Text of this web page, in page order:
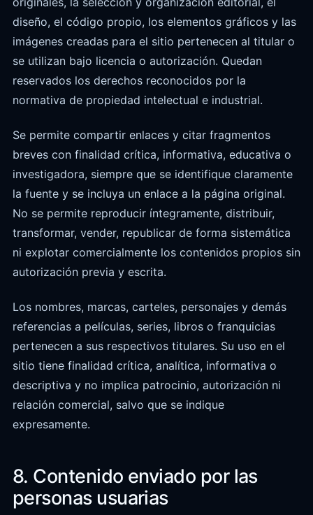
diseño, el código propio, los elementos gráficos y las
imágenes creadas para el sitio pertenecen al titular o
se utilizan bajo licencia o autorización. Quedan
reservados los derechos reconocidos por la
normativa de propiedad intelectual e industrial.
Se permite compartir enlaces y citar fragmentos
breves con finalidad crítica, informativa, educativa o
investigadora, siempre que se identifique claramente
la fuente y se incluya un enlace a la página original.
No se permite reproducir íntegramente, distribuir,
transformar, vender, republicar de forma sistemática
ni explotar comercialmente los contenidos propios sin
autorización previa y escrita.
Los nombres, marcas, carteles, personajes y demás
referencias a películas, series, libros o franquicias
pertenecen a sus respectivos titulares. Su uso en el
sitio tiene finalidad crítica, analítica, informativa o
descriptiva y no implica patrocinio, autorización ni
relación comercial, salvo que se indique
expresamente.
8. Contenido enviado por las
personas usuarias